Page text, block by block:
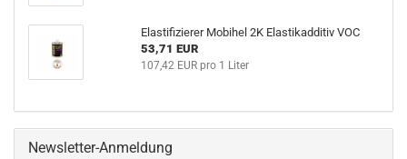
Elastifizierer Mobihel 2K Elastikadditiv VOC
53,71 EUR
107,42 EUR pro 1 Liter
Newsletter-Anmeldung